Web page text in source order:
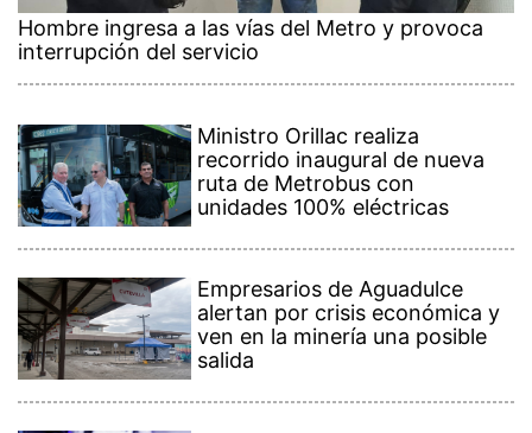
Hombre ingresa a las vías del Metro y provoca
interrupción del servicio
Ministro Orillac realiza
recorrido inaugural de nueva
ruta de Metrobus con
unidades 100% eléctricas
Empresarios de Aguadulce
alertan por crisis económica y
ven en la minería una posible
salida